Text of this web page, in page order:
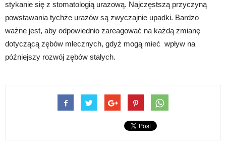
stykanie się z stomatologią urazową. Najczęstszą przyczyną
powstawania tychże urazów są zwyczajnie upadki. Bardzo
ważne jest, aby odpowiednio zareagować na każdą zmianę
dotyczącą zębów mlecznych, gdyż mogą mieć wpływ na
późniejszy rozwój zębów stałych.